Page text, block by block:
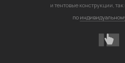
и тентовые конструкции,
по